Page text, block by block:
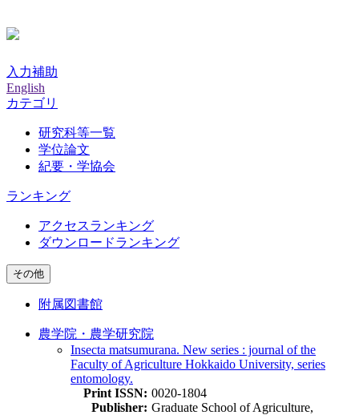
入力補助
English
カテゴリ
研究科等一覧
学位論文
紀要・学協会
ランキング
アクセスランキング
ダウンロードランキング
その他
附属図書館
農学院・農学研究院
Insecta matsumurana. New series : journal of the
Faculty of Agriculture Hokkaido University, series
entomology.
Print ISSN: 0020-1804
Publisher: Graduate School of Agriculture,